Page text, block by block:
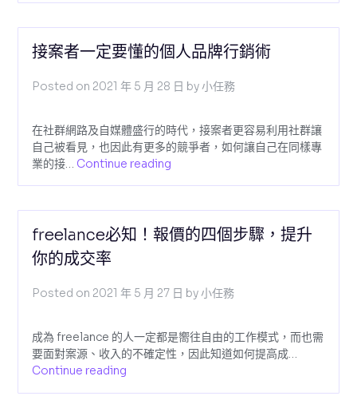
接案者一定要懂的個人品牌行銷術
Posted on 2021 年 5 月 28 日 by 小任務
在社群網路及自媒體盛行的時代，接案者更容易利用社群讓
自己被看見，也因此有更多的競爭者，如何讓自己在同樣專
業的接… Continue reading
freelance必知！報價的四個步驟，提升
你的成交率
Posted on 2021 年 5 月 27 日 by 小任務
成為 freelance 的人一定都是嚮往自由的工作模式，而也需
要面對案源、收入的不確定性，因此知道如何提高成…
Continue reading